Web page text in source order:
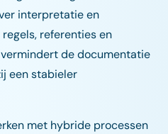
interpretatie en
referenties en
de documentatie
een stabieler
met hybride processen